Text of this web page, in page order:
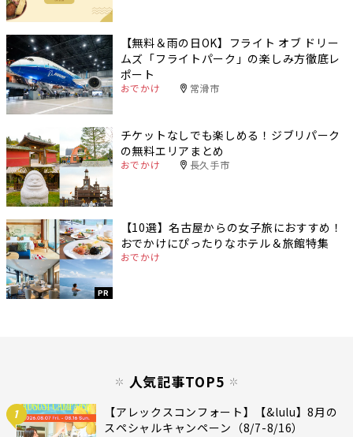
【無料＆雨の日OK】フライト オブ ドリー
ムズ「フライトパーク」の楽しみ方徹底レ
ポート
おでかけ 常滑市
チケットなしでも楽しめる！ジブリパーク
の無料エリアまとめ
おでかけ 長久手市
PR
【10選】名古屋からの女子旅におすすめ！
おでかけにぴったりなホテル＆旅館特集
おでかけ
人気記事TOP5
1
【アレックスコンフォート】【&lulu】8月の
スペシャルキャンペーン（8/7-8/16）